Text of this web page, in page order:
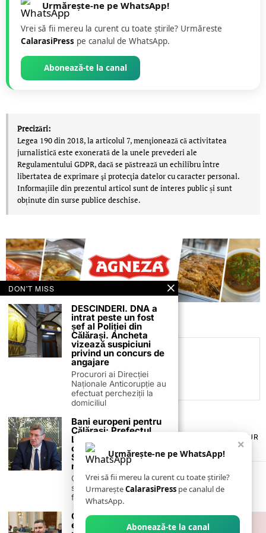
Urmărește-ne pe WhatsApp!
Vrei să fii mereu la curent cu toate știrile? Urmăreste
CalarasiPress pe canalul de WhatsApp.
Abonează-te la canal
Precizări:
Legea 190 din 2018, la articolul 7, menţionează că activitatea
jurnalistică este exonerată de la unele prevederi ale
Regulamentului GDPR, dacă se păstrează un echilibru între
libertatea de exprimare şi protecţia datelor cu caracter personal.
Informațiile din prezentul articol sunt de interes public și sunt
obținute din surse publice deschise.
C.C
TERMENI ȘI CONDIȚII
POLITICA DE ANULARE & RETUR
PUBLICITATE ONLINE & TIPĂRITĂ
CONTACT
ZIARUL ANUNȚUL CĂLĂRĂȘEAN
×
Urmărește-ne pe WhatsApp!
Vrei să fii mereu la curent cu toate știrile?
UrmareșteCalarasiPress pe canalul de
WhatsApp.
Abonează-te la canal
DON'T MISS
DESCINDERI. DNA a
intrat peste un fost
șef al Poliției din
Călărași. Ancheta
vizează suspiciuni
privind un concurs de
angajare
Procurori ai Direcției
Naționale Anticorupție au
efectuat percheziții la
domiciliul
Bani europeni pentru
Călărași: Prefectul
Laurențiu State anunță
colaborarea cu ADR
Sud-Muntenia pentru
noi finanțări
Călărașul se pregătește
să intre pe harta
finanțărilor europene, cu
Cristian Rusu cere
explicații pentru Podul